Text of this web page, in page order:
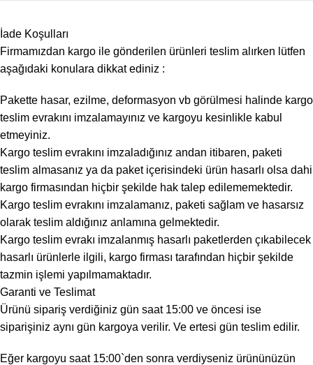
İade Koşulları
Firmamızdan kargo ile gönderilen ürünleri teslim alırken lütfen
aşağıdaki konulara dikkat ediniz :
Pakette hasar, ezilme, deformasyon vb görülmesi halinde kargo
teslim evrakını imzalamayınız ve kargoyu kesinlikle kabul
etmeyiniz.
Kargo teslim evrakını imzaladığınız andan itibaren, paketi
teslim almasanız ya da paket içerisindeki ürün hasarlı olsa dahi
kargo firmasından hiçbir şekilde hak talep edilememektedir.
Kargo teslim evrakını imzalamanız, paketi sağlam ve hasarsız
olarak teslim aldığınız anlamına gelmektedir.
Kargo teslim evrakı imzalanmış hasarlı paketlerden çıkabilecek
hasarlı ürünlerle ilgili, kargo firması tarafından hiçbir şekilde
tazmin işlemi yapılmamaktadır.
Garanti ve Teslimat
Ürünü sipariş verdiğiniz gün saat 15:00 ve öncesi ise
siparişiniz aynı gün kargoya verilir. Ve ertesi gün teslim edilir.
Eğer kargoyu saat 15:00`den sonra verdiyseniz ürününüzün